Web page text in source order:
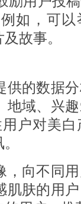
如，可以
故事。
供的数据
地域、兴
户对美
，向不同
肌肤的用